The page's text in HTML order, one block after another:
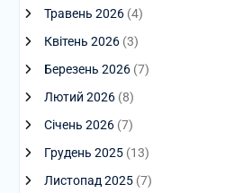
Травень 2026(4)
Квітень 2026(3)
Березень 2026(7)
Лютий 2026(8)
Січень 2026(7)
Грудень 2025(13)
Листопад 2025(7)